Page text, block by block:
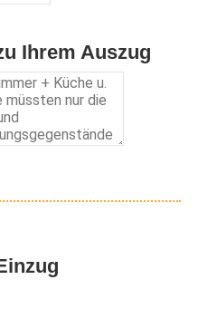
Ihrem Auszug